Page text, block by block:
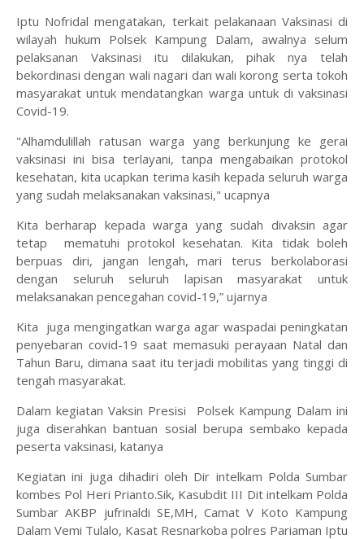
Iptu Nofridal mengatakan, terkait pelakanaan Vaksinasi di
wilayah hukum Polsek Kampung Dalam, awalnya selum
pelaksanan Vaksinasi itu dilakukan, pihak nya telah
bekordinasi dengan wali nagari dan wali korong serta tokoh
masyarakat untuk mendatangkan warga untuk di vaksinasi
Covid-19.
"Alhamdulillah ratusan warga yang berkunjung ke gerai
vaksinasi ini bisa terlayani, tanpa mengabaikan protokol
kesehatan, kita ucapkan terima kasih kepada seluruh warga
yang sudah melaksanakan vaksinasi," ucapnya
Kita berharap kepada warga yang sudah divaksin agar
tetap mematuhi protokol kesehatan. Kita tidak boleh
berpuas diri, jangan lengah, mari terus berkolaborasi
dengan seluruh seluruh lapisan masyarakat untuk
melaksanakan pencegahan covid-19,” ujarnya
Kita juga mengingatkan warga agar waspadai peningkatan
penyebaran covid-19 saat memasuki perayaan Natal dan
Tahun Baru, dimana saat itu terjadi mobilitas yang tinggi di
tengah masyarakat.
Dalam kegiatan Vaksin Presisi Polsek Kampung Dalam ini
juga diserahkan bantuan sosial berupa sembako kepada
peserta vaksinasi, katanya
Kegiatan ini juga dihadiri oleh Dir intelkam Polda Sumbar
kombes Pol Heri Prianto.Sik, Kasubdit III Dit intelkam Polda
Sumbar AKBP jufrinaldi SE,MH, Camat V Koto Kampung
Dalam Vemi Tulalo, Kasat Resnarkoba polres Pariaman Iptu